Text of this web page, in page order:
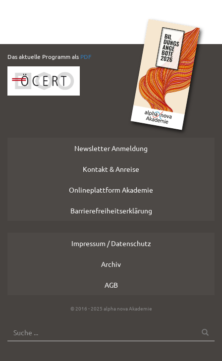
PDF
Folder
Das aktuelle Programm als PDF
Newsletter Anmeldung
Kontakt & Anreise
Onlineplattform Akademie
Barrierefreiheitserklärung
Impressum / Datenschutz
Archiv
AGB
© 2016 - 2025 alpha nova Akademie
SUCHE OK